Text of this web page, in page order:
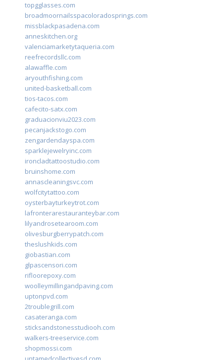
topgglasses.com
broadmoornailsspacoloradosprings.com
missblackpasadena.com
anneskitchen.org
valenciamarketytaqueria.com
reefrecordsllc.com
alawaffle.com
aryouthfishing.com
united-basketball.com
tios-tacos.com
cafecito-satx.com
graduacionviu2023.com
pecanjackstogo.com
zengardendayspa.com
sparklejewelryinc.com
ironcladtattoostudio.com
bruinshome.com
annascleaningsvc.com
wolfcitytattoo.com
oysterbayturkeytrot.com
lafronterarestauranteybar.com
lilyandrosetearoom.com
olivesburgberrypatch.com
theslushkids.com
giobastian.com
glpascensori.com
rifloorepoxy.com
woolleymillingandpaving.com
uptonpvd.com
2troublegrill.com
casateranga.com
sticksandstonesstudiooh.com
walkers-treeservice.com
shopmossi.com